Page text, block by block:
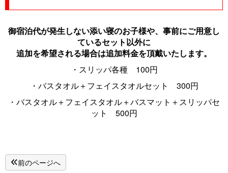
御宿泊代が発生しない添い寝のお子様や、事前にご用意し
ているセット以外に
追加を希望される場合は追加料金を頂戴いたします。
・スリッパ各種 100円
・バスタオル＋フェイスタオルセット 300円
・バスタオル＋フェイスタオル＋バスマット＋スリッパセ
ット 500円
前のページへ